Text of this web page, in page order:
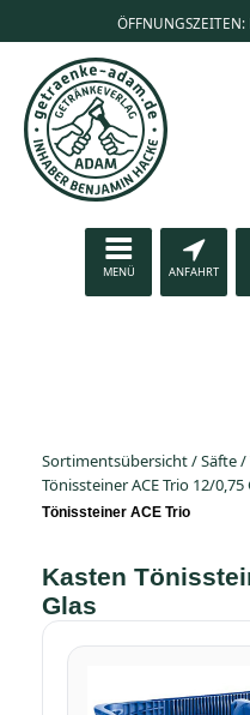
MENÜ ANFAHRT
Sortimentsübersicht/Säfte/
Tönissteiner ACE Trio 12/0,75
Tönissteiner ACE Trio
Kasten
Glas